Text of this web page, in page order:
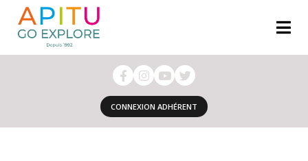
CONNEXION ADHÉRENT